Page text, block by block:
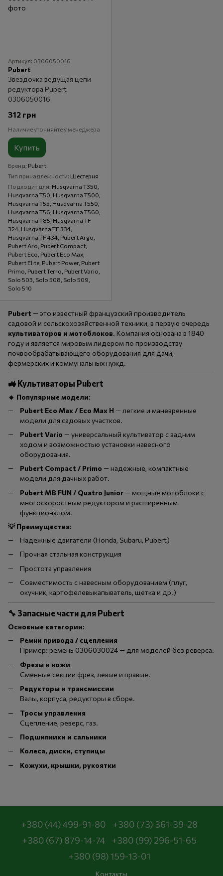
Артикул: 0306050016
Pubert
Звёздочка ведущая цепи
редуктора Pubert
0306050016
312 грн
Наличие уточняйте у менеджера
Купить
Бренд Pubert
Тип принадлежности Шестерня
Подходит для Husqvarna T350,
Husqvarna T50, Husqvarna T500,
Husqvarna T55, Husqvarna T550,
Husqvarna T56, Husqvarna T560,
Husqvarna T85, Husqvarna TF
324, Husqvarna TF 334,
Husqvarna TF 434, Pubert Argo,
Pubert Aro, Pubert Compact,
Pubert Eco, Pubert Eco Max,
Pubert Elite, Pubert Power, Pubert
Primo, Pubert Terro, Pubert Vario,
Solo 503, Solo 508, Solo 509,
Solo 510
Pubert — это известный французский производитель
садовой и сельскохозяйственной техники, в первую очередь
культиваторов и мотоблоков. Компания основана в 1840
году и является мировым лидером по производству
почвообрабатывающего оборудования для дачи,
фермерских и коммунальных нужд.
🚜 Культиваторы Pubert
🔹 Популярные модели:
Pubert Eco Max / Eco Max H — легкие и маневренные
модели для садовых участков.
Pubert Vario — универсальный культиватор с задним
ходом и возможностью установки навесного
оборудования.
Pubert Compact / Primo — надежные, компактные
модели для дачных работ.
Pubert MB FUN / Quatro Junior — мощные мотоблоки с
многоскоростным редуктором и расширенным
функционалом.
💡 Преимущества:
Надежные двигатели (Honda, Subaru, Pubert)
Прочная стальная конструкция
Простота управления
Совместимость с навесным оборудованием (плуг,
окучник, картофелевыкапыватель, щетка и др.)
🔧 Запасные части для Pubert
Основные категории:
Ремни привода / сцепления
Пример: ремень 0306030024 — для моделей без реверса.
Фрезы и ножи
Сменные секции фрез, левые и правые.
Редукторы и трансмиссии
Валы, корпуса, редукторы в сборе.
Тросы управления
Сцепление, реверс, газ.
Подшипники и сальники
Колеса, диски, ступицы
Кожухи, крышки, рукоятки
+380 (44) 499-91-80
+380 (73) 361-39-28
+380 (67) 879-14-74
+380 (99) 296-51-65
+380 (98) 159-13-01
Контакты